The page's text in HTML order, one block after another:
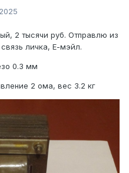
2 тысячи руб. Отправлю из
личка, Е-мэйл.
0.3 мм
2 ома, вес 3.2 кг